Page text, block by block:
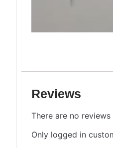
Reviews
There are no reviews
Only logged in